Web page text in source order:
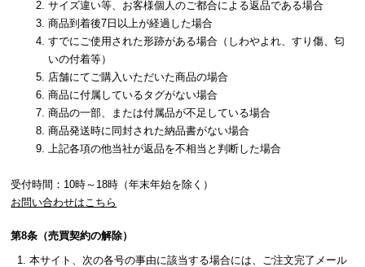
サイズ違い等、お客様個人のご都合による返品である場合
商品到着後7日以上が経過した場合
すでにご使用された形跡がある場合（しわやよれ、すり傷、匂
いの付着等）
店舗にてご購入いただいた商品の場合
商品に付属しているタグがない場合
商品の一部、または付属品が不足している場合
商品発送時に同封された納品書がない場合
上記各項の他当社が返品を不相当と判断した場合
受付時間：10時～18時（年末年始を除く）
お問い合わせはこちら
第8条（売買契約の解除）
本サイト、次の各号の事由に該当する場合には、ご注文完了メール